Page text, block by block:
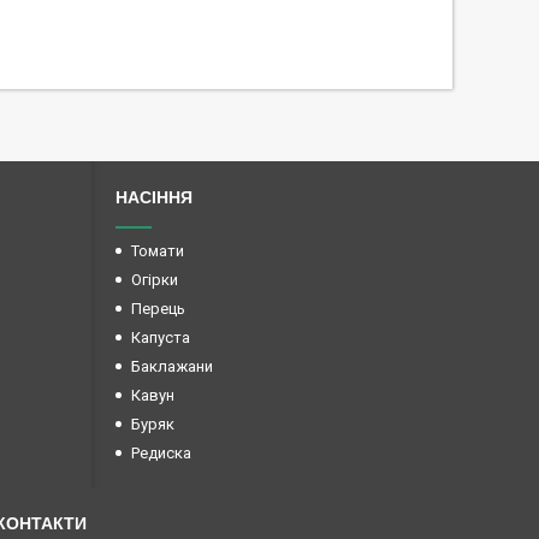
НАСІННЯ
Томати
Огірки
Перець
Капуста
Баклажани
Кавун
Буряк
Редиска